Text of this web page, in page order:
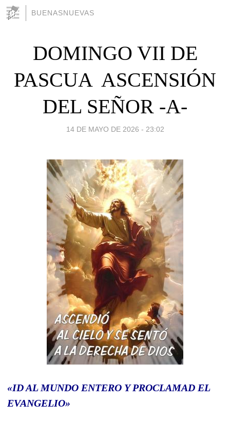
BUENASNUEVAS
DOMINGO VII DE
PASCUA  ASCENSIÓN
DEL SEÑOR -A-
14 DE MAYO DE 2026 - 23:02
«ID AL MUNDO ENTERO Y PROCLAMAD EL
EVANGELIO»